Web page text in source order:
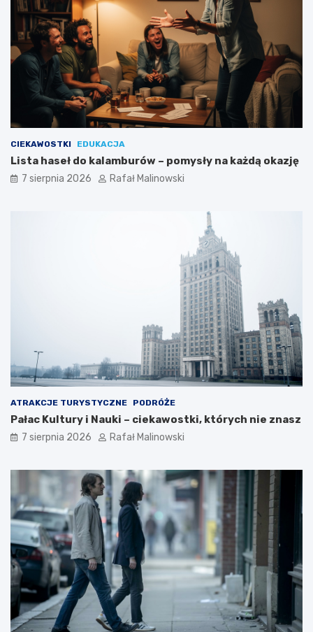
CIEKAWOSTKI EDUKACJA
Lista haseł do kalamburów – pomysły na każdą okazję
7 sierpnia 2026 Rafał Malinowski
ATRAKCJE TURYSTYCZNE PODRÓŻE
Pałac Kultury i Nauki – ciekawostki, których nie znasz
7 sierpnia 2026 Rafał Malinowski